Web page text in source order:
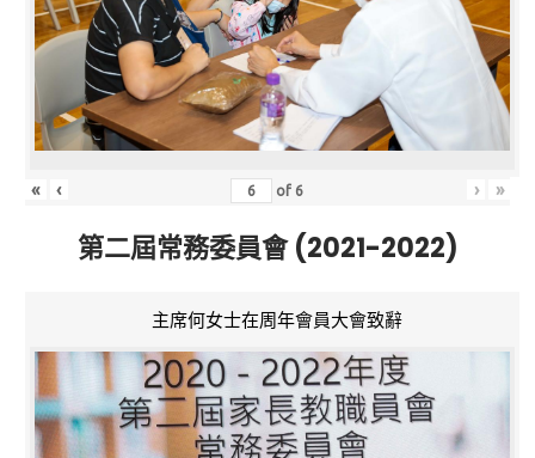
« ‹ of 6 › »
第二屆常務委員會 (2021-2022)
主席何女士在周年會員大會致辭